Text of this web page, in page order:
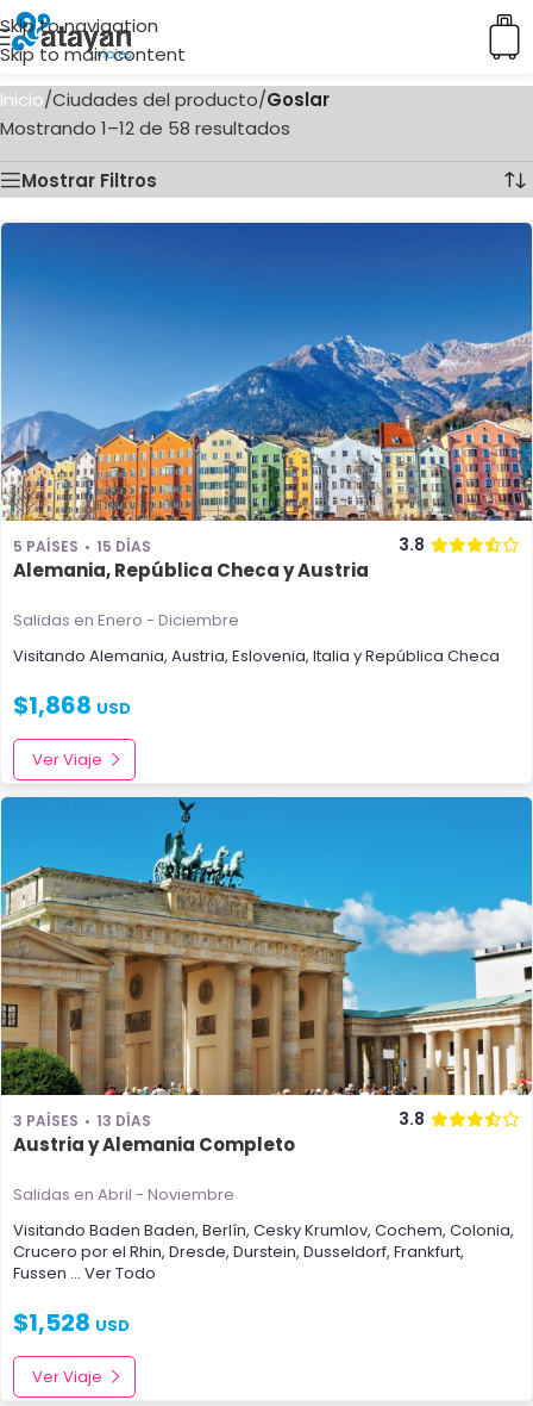
Skip to navigation
Skip to main content
Inicio/Ciudades del producto/Goslar
Mostrando 1–12 de 58 resultados
Mostrar Filtros
5 PAÍSES 15 DÍAS 3.8
Alemania, República Checa y Austria
Salidas en Enero - Diciembre
Visitando Alemania, Austria, Eslovenia, Italia yRepública Checa
$1,868 USD
Ver Viaje
3 PAÍSES 13 DÍAS 3.8
Austria y Alemania Completo
Salidas en Abril - Noviembre
Visitando Baden Baden, Berlín, Cesky Krumlov, Cochem, Colonia,
Crucero por el Rhin, Dresde, Durstein, Dusseldorf, Frankfurt,
Fussen ... Ver Todo
$1,528 USD
Ver Viaje